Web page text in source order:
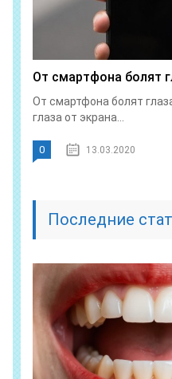
От смартфона болят
От смартфона болят
глаза от экрана...
0 13.03.2020
Последние